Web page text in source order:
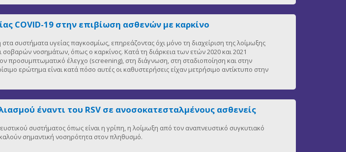
COVID-19 στην επιβίωση ασθενών με καρκίνο
συστήματα υγείας παγκοσμίως, επηρεάζοντας όχι μόνο τη διαχείριση της λοίμωξης
σοβαρών νοσημάτων, όπως ο καρκίνος. Κατά τη διάρκεια των ετών 2020 και 2021
προσυμπτωματικό έλεγχο (screening), στη διάγνωση, στη σταδιοποίηση και στην
ερώτημα είναι κατά πόσο αυτές οι καθυστερήσεις είχαν μετρήσιμο αντίκτυπο στην
έναντι του RSV σε ανοσοκατεσταλμένους ασθενείς
συστήματος όπως είναι η γρίπη, η λοίμωξη από τον αναπνευστικό συγκυτιακό
σημαντική νοσηρότητα στον πληθυσμό.